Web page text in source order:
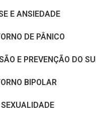
E ANSIEDADE
DE PÂNICO
E PREVENÇÃO DO
BIPOLAR